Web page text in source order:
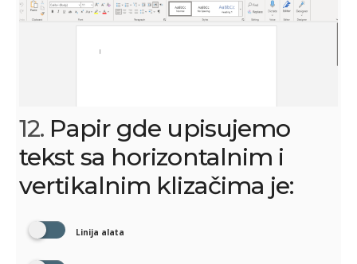
12. Papir gde upisujemo
tekst sa horizontalnim i
vertikalnim klizačima je:
Linija alata